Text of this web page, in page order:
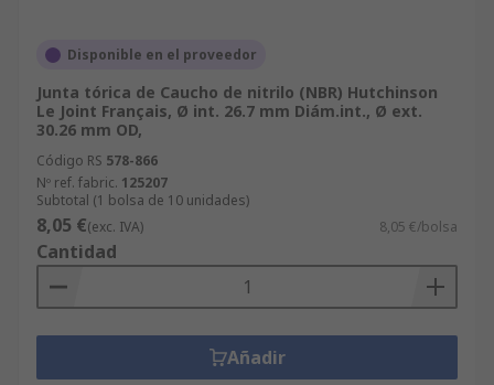
de calidad
Disponible en el proveedor
Junta tórica de Caucho de nitrilo (NBR) Hutchinson
Le Joint Français, Ø int. 26.7 mm Diám.int., Ø ext.
30.26 mm OD,
Código RS 578-866
Nº ref. fabric. 125207
Subtotal (1 bolsa de 10 unidades)
8,05 €(exc. IVA) 8,05 €/bolsa
Cantidad
Añadir